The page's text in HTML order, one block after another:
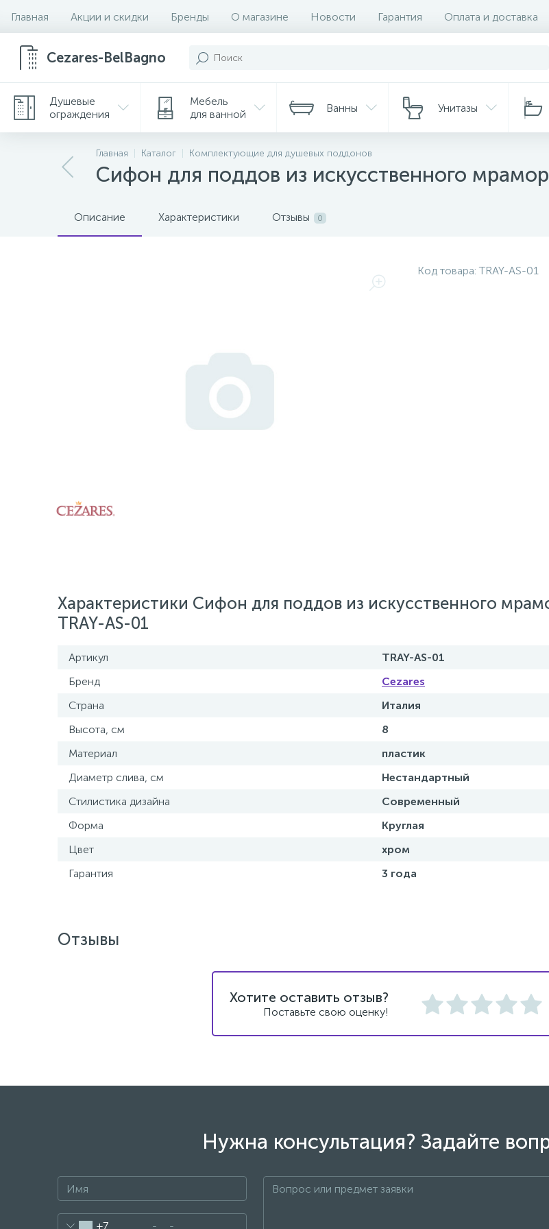
Главная Акции и скидки Бренды О магазине Новости Гарантия Оплата и доставка
Cezares-BelBagno
Душевые
ограждения
Мебель
для ванной
Ванны Унитазы
Главная Каталог Комплектующие для душевых поддонов
Сифон для поддов из искусственного
Описание Характеристики Отзывы 0
Код товара:TRAY-AS-01
Характеристики Сифон для поддов из искусственного
TRAY-AS-01
Артикул
TRAY-AS-01
Бренд
Cezares
Страна
Италия
Высота, см
8
Материал
пластик
Диаметр слива, см
Нестандартный
Стилистика дизайна
Современный
Форма
Круглая
Цвет
хром
Гарантия
3 года
Отзывы
Хотите оставить отзыв?
Поставьте свою оценку!
Нужна консультация? Задайте
+7